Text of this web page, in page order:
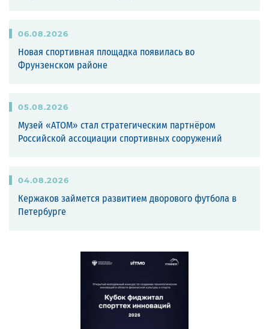
06.08.2026
Новая спортивная площадка появилась во
Фрунзенском районе
05.08.2026
Музей «АТОМ» стал стратегическим партнёром
Российской ассоциации спортивных сооружений
04.08.2026
Кержаков займется развитием дворового футбола в
Петербурге